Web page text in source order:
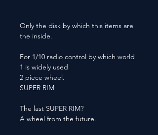
Only the disk by which this items are
the inside.
For 1/10 radio control by which world
1 is widely used
2 piece wheel.
SUPER RIM
The last SUPER RIM?
A wheel from the future.